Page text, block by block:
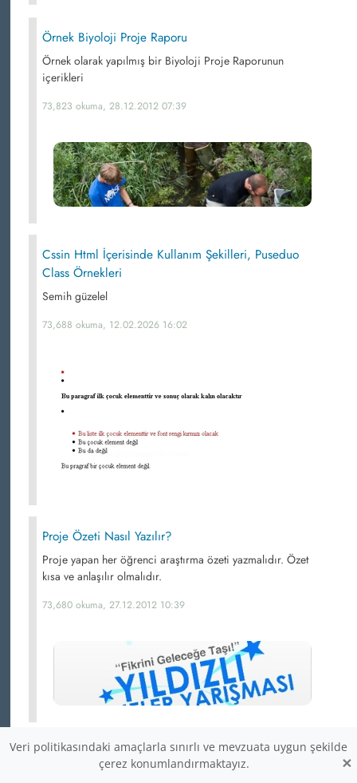
Örnek Biyoloji Proje Raporu
Örnek olarak yapılmış bir Biyoloji Proje Raporunun
içerikleri
73,823 okuma, 28.12.2012 07:39
Cssin Html İçerisinde Kullanım Şekilleri, Puseduo
Class Örnekleri
Semih güzelel
73,688 okuma, 12.02.2026 16:02
Proje Özeti Nasıl Yazılır?
Proje yapan her öğrenci araştırma özeti yazmalıdır. Özet
kısa ve anlaşılır olmalıdır.
73,680 okuma, 27.12.2012 10:39
Veri Tabanında İlişki Türleri
Veri politikasındaki amaçlarla sınırlı ve mevzuata uygun şekilde
çerez konumlandırmaktayız.
×